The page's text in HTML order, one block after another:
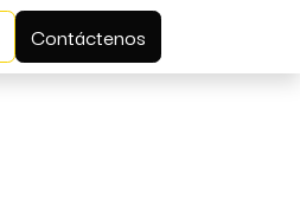
Contáctenos